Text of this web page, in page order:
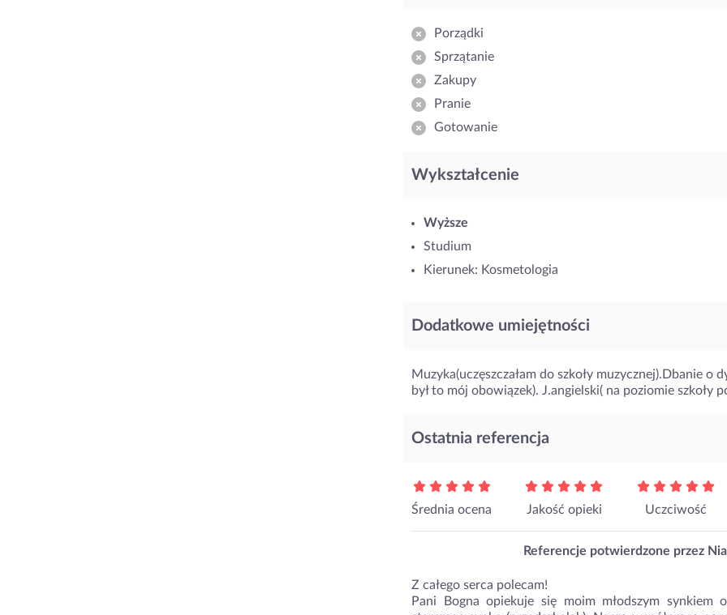
Porządki
Sprzątanie
Zakupy
Pranie
Gotowanie
Wykształcenie
Wyższe
Studium
Kierunek: Kosmetologia
Dodatkowe umiejętności
Muzyka(uczęszczałam do szkoły muzycznej).Dbanie
był to mój obowiązek). J.angielski( na poziomie szkoły
Ostatnia referencja
Średnia ocena Jakość opieki Uczciwość
Referencje potwierdzone przez
Z całego serca polecam!
Pani Bogna opiekuje się moim młodszym